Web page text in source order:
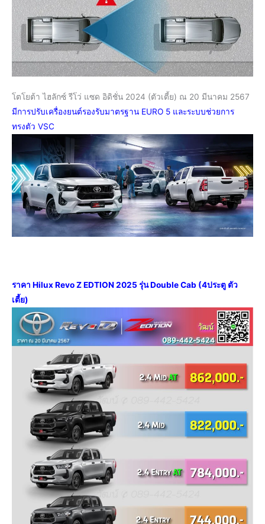
โตโยต้า ไฮลักซ์ รีโว่ แซด อิดิชั่น 2024 (ตัวเตี้ย) ณ 20 มีนาคม 2567
มีการปรับเครื่องยนต์รองรับมาตรฐาน EURO 5 และระบบช่วยการ
ทรงตัว VSC
ราคา Hilux Revo Z EDTION 2025 รุ่น Double Cab (4ประตู ตัว
เตี้ย)